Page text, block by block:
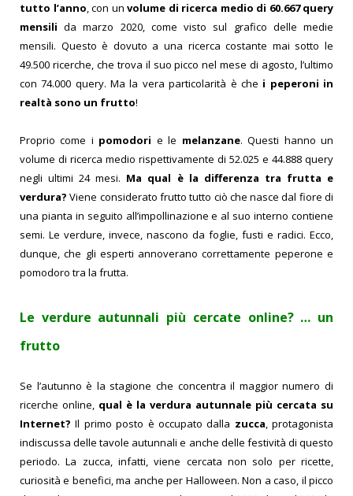
tutto l’anno, con un volume di ricerca medio di 60.667 query
mensilida marzo 2020, come visto sul grafico delle medie
mensili. Questo è dovuto a una ricerca costante mai sotto le
49.500 ricerche, che trova il suo picco nel mese di agosto, l’ultimo
con 74.000 query. Ma la vera particolarità è che i peperoni in
realtà sono un frutto!
Proprio come i pomodori e le melanzane. Questi hanno un
volume di ricerca medio rispettivamente di 52.025 e 44.888 query
negli ultimi 24 mesi. Ma qual è la differenza tra frutta e
verdura?Viene considerato frutto tutto ciò che nasce dal fiore di
una pianta in seguito all’impollinazione e al suo interno contiene
semi. Le verdure, invece, nascono da foglie, fusti e radici. Ecco,
dunque, che gli esperti annoverano correttamente peperone e
pomodoro tra la frutta.
Le verdure autunnali più cercate online? … un
frutto
Se l’autunno è la stagione che concentra il maggior numero di
ricerche online, qual è la verdura autunnale più cercata su
Internet?Il primo posto è occupato dalla zucca, protagonista
indiscussa delle tavole autunnali e anche delle festività di questo
periodo. La zucca, infatti, viene cercata non solo per ricette,
curiosità e benefici, ma anche per Halloween. Non a caso, il picco